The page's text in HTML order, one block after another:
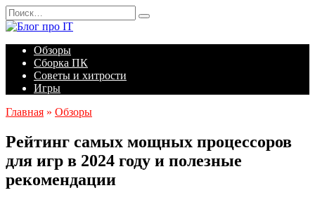
Перейти
к
содержанию
Search
for:
Обзоры
Сборка ПК
Советы и хитрости
Игры
Главная » Обзоры
Рейтинг самых мощных процессоров
для игр в 2024 году и полезные
рекомендации